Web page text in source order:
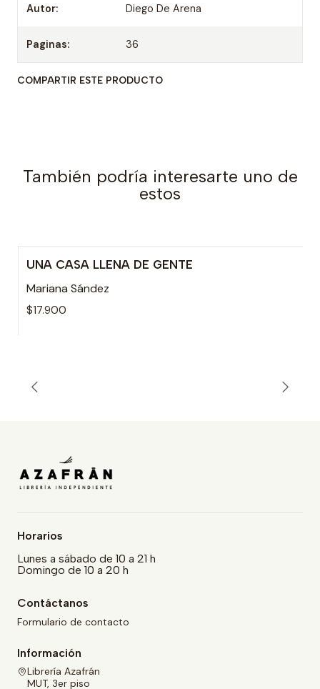
Autor: Diego De Arena
Paginas: 36
COMPARTIR ESTE PRODUCTO
También podría interesarte uno de
estos
UNA CASA LLENA DE GENTE
Mariana Sández
$17.900
Horarios
Lunes a sábado de 10 a 21 h
Domingo de 10 a 20 h
Contáctanos
Formulario de contacto
Información
Librería Azafrán
MUT, 3er piso